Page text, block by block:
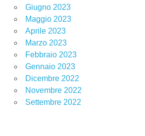
Giugno 2023
Maggio 2023
Aprile 2023
Marzo 2023
Febbraio 2023
Gennaio 2023
Dicembre 2022
Novembre 2022
Settembre 2022